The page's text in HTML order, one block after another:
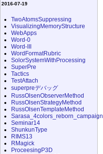
2016-07-19
TwoAtomsSuppressing
VisualizingMemoryStructure
WebApps
Word-0
Word-III
WordFormatRubric
SolorSystemWithProcessing
SuperPre
Tactics
TestAttach
superpreデバッグ
RussOlsenObserverMethod
RussOlsenStrategyMethod
RussOlsenTemplateMethod
Sarasa_4colors_reborn_campaign
Seminar14
ShunkunType
RIMS13
RMagick
ProceesingP3D